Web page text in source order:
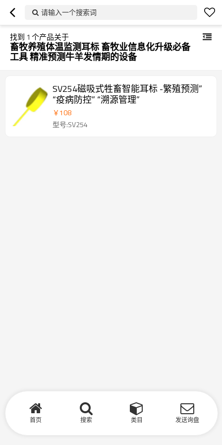
请输入一个搜索词
找到 1 个产品关于
畜牧养殖体温监测耳标 畜牧业信息化升级必备
工具 精准预测牛羊发情期的设备
SV254磁吸式牲畜智能耳标 -繁殖预测”
“疫病防控” “溯源管理”
￥108
型号:SV254
首页 搜索 类目 发送询盘